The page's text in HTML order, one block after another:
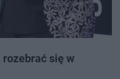
rozebrać się w